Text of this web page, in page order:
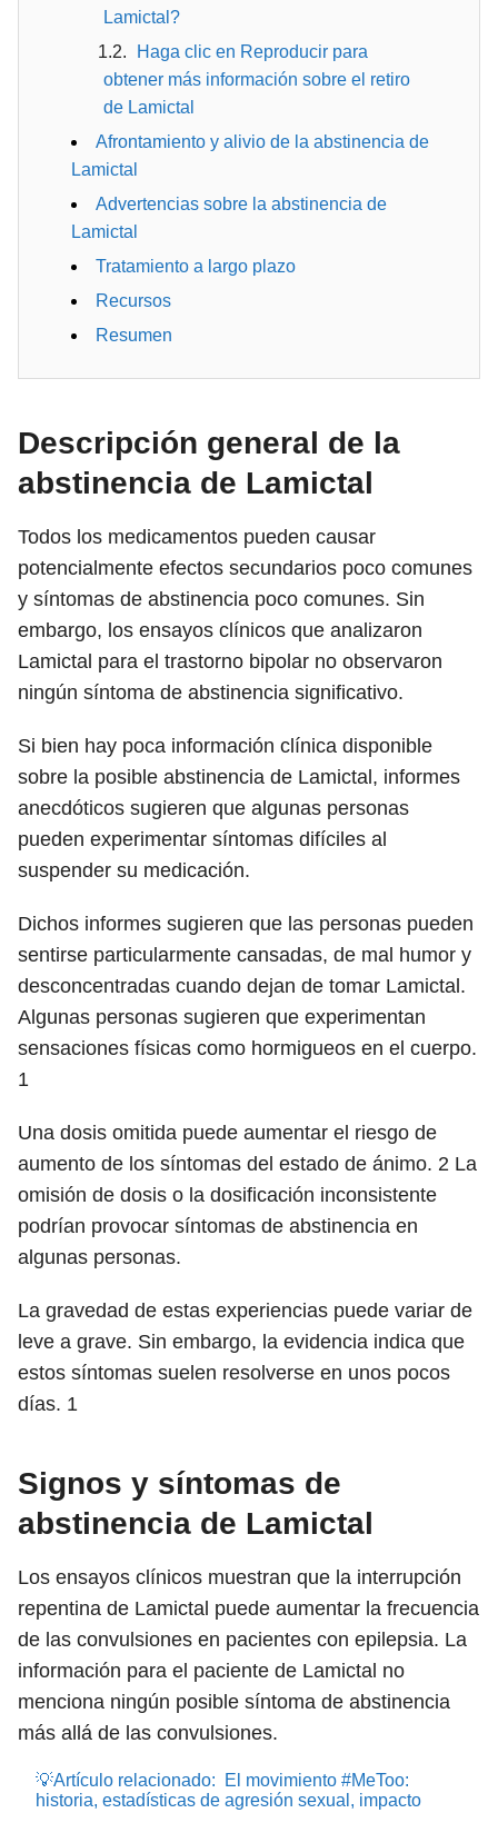
Lamictal?
Haga clic en Reproducir para
obtener más información sobre el retiro
de Lamictal
Afrontamiento y alivio de la abstinencia de
Lamictal
Advertencias sobre la abstinencia de
Lamictal
Tratamiento a largo plazo
Recursos
Resumen
Descripción general de la
abstinencia de Lamictal
Todos los medicamentos pueden causar
potencialmente efectos secundarios poco comunes
y síntomas de abstinencia poco comunes. Sin
embargo, los ensayos clínicos que analizaron
Lamictal para el trastorno bipolar no observaron
ningún síntoma de abstinencia significativo.
Si bien hay poca información clínica disponible
sobre la posible abstinencia de Lamictal, informes
anecdóticos sugieren que algunas personas
pueden experimentar síntomas difíciles al
suspender su medicación.
Dichos informes sugieren que las personas pueden
sentirse particularmente cansadas, de mal humor y
desconcentradas cuando dejan de tomar Lamictal.
Algunas personas sugieren que experimentan
sensaciones físicas como hormigueos en el cuerpo.
1
Una dosis omitida puede aumentar el riesgo de
aumento de los síntomas del estado de ánimo. 2 La
omisión de dosis o la dosificación inconsistente
podrían provocar síntomas de abstinencia en
algunas personas.
La gravedad de estas experiencias puede variar de
leve a grave. Sin embargo, la evidencia indica que
estos síntomas suelen resolverse en unos pocos
días. 1
Signos y síntomas de
abstinencia de Lamictal
Los ensayos clínicos muestran que la interrupción
repentina de Lamictal puede aumentar la frecuencia
de las convulsiones en pacientes con epilepsia. La
información para el paciente de Lamictal no
menciona ningún posible síntoma de abstinencia
más allá de las convulsiones.
💡Artículo relacionado:
El movimiento #MeToo:
historia, estadísticas de agresión sexual, impacto